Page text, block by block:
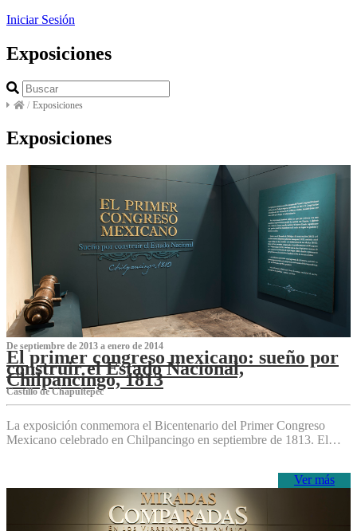
Iniciar Sesión
Exposiciones
/ Exposiciones
Exposiciones
De septiembre de 2013 a enero de 2014
El primer congreso mexicano: sueño por
construir el Estado Nacional,
Chilpancingo, 1813
Castillo de Chapultepec
La exposición conmemora el Bicentenario del Primer Congreso
Mexicano celebrado en Chilpancingo en septiembre de 1813. El…
Ver más